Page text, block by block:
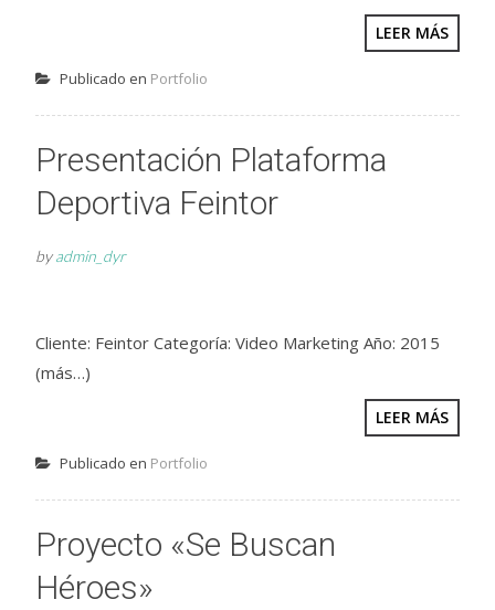
LEER MÁS
Publicado en Portfolio
Presentación Plataforma
Deportiva Feintor
byadmin_dyr
Cliente: Feintor Categoría: Video Marketing Año: 2015
(más…)
LEER MÁS
Publicado en Portfolio
Proyecto «Se Buscan
Héroes»